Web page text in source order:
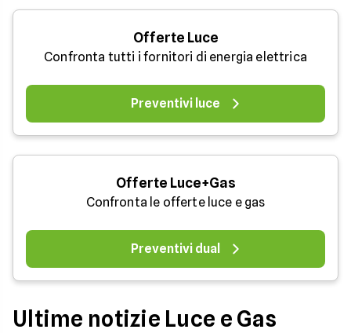
Offerte Luce
Confronta tutti i fornitori di energia elettrica
Preventivi luce
Offerte Luce+Gas
Confronta le offerte luce e gas
Preventivi dual
Ultime notizie Luce e Gas